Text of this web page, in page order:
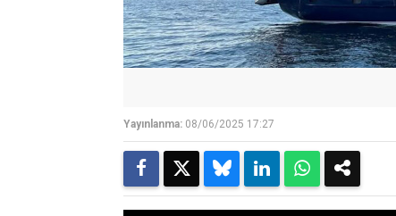
Yayınlanma: 08/06/2025 17:27